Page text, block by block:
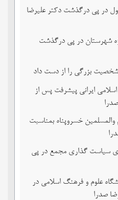
در پی درگذشت دکتر علیرضا
شهرستان در پی درگذشت
شخصیت بزرگی را از دست داد
ایرانی پیشرفت پس از
والمسلمین خسروپناه بمناسبت
سیاست گذاری مجمع در پی
علوم و فرهنگ اسلامی در
صدرا